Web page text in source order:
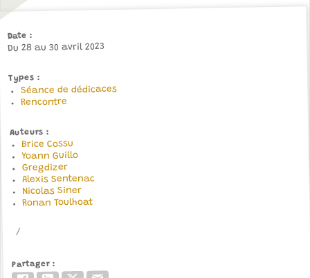
Date
Du 28 au 30 avril 2023
Types
Séance de dédicaces
Rencontre
Auteurs
Brice Cossu
Yoann Guillo
Gregdizer
Alexis Sentenac
Nicolas Siner
Ronan Toulhoat
Partager